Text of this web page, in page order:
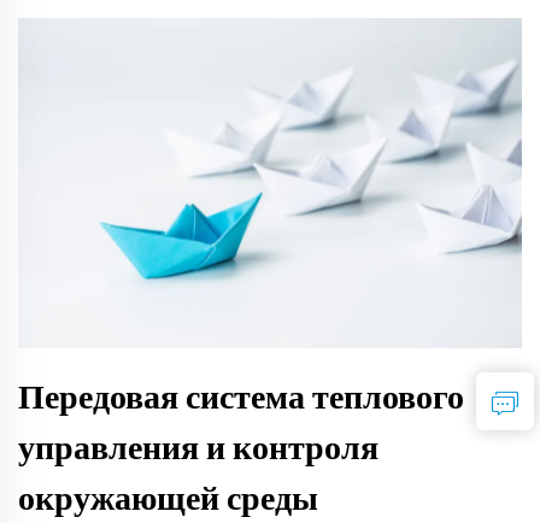
Передовая система теплового
управления и контроля
окружающей среды